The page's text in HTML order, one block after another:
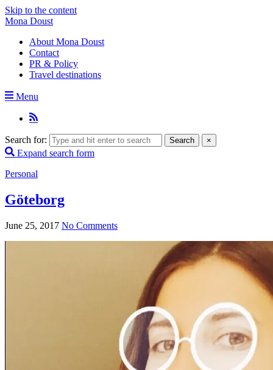
Skip to the content
Mona Doust
About Mona Doust
Contact
PR & Policy
Travel destinations
Menu
Search for: Search ×
Expand search form
Personal
Göteborg
June 25, 2017 No Comments